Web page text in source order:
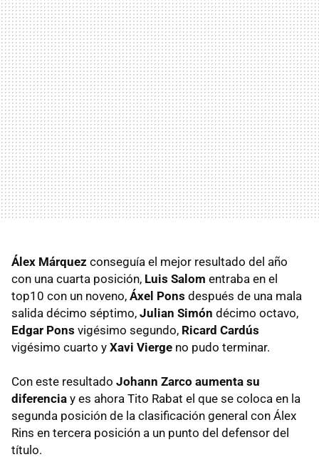
Álex Márquez conseguía el mejor resultado del año
con una cuarta posición, Luis Salom entraba en el
top10 con un noveno, Áxel Pons después de una mala
salida décimo séptimo, Julian Simón décimo octavo,
Edgar Pons vigésimo segundo, Ricard Cardús
vigésimo cuarto y Xavi Vierge no pudo terminar.
Con este resultado Johann Zarco aumenta su
diferencia y es ahora Tito Rabat el que se coloca en la
segunda posición de la clasificación general con Álex
Rins en tercera posición a un punto del defensor del
título.